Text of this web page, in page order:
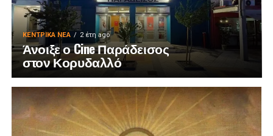
ΚΕΝΤΡΙΚΑ ΝΕΑ 2 έτη ago
Άνοιξε ο Cine Παράδεισος
στον Κορυδαλλό